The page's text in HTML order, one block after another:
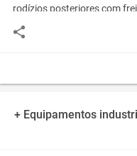
rodízios posteriores com
bandejas e grades com
325mm)
Você assume toda a
este anúncio é contra a política
+ Equipamentos